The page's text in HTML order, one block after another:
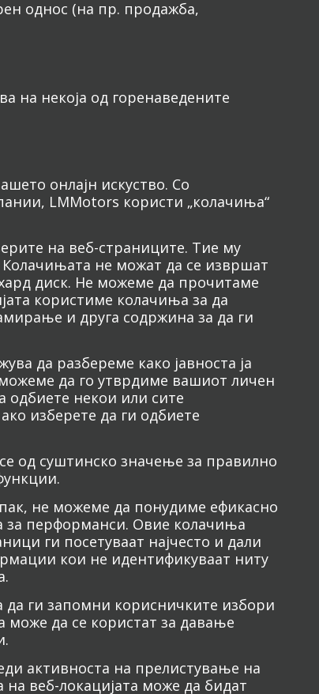
однос (на пр. продажба,
на некоја од горенаведените
онлајн искуство. Со
LMMotors користи „колачиња“
на веб-страниците. Тие му
не можат да се извршат
диск. Не можеме да прочитаме
користиме колачиња за да
и друга содржина за да ги
да разбереме како јавноста ја
да го утврдиме вашиот личен
одбиете некои или сите
изберете да ги одбиете
од суштинско значење за правилно
не можеме да понудиме ефикасно
за перформанси. Овие колачиња
ги посетуваат најчесто и дали
кои не идентификуваат ниту
ги запомни корисничките избори
може да се користат за давање
активноста на прелистување на
веб-локацијата може да бидат